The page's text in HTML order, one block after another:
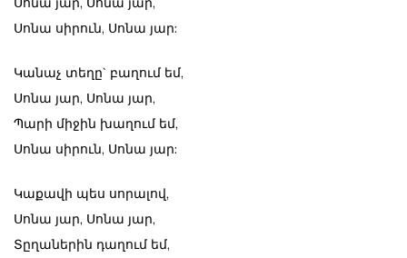
Սոնա սիրուն, Սոնա յար:
Կանաչ տեղը` բաղում եմ,
Սոնա յար, Սոնա յար,
Պարի միջին խաղում եմ,
Սոնա սիրուն, Սոնա յար:
Կաքավի պես սորալով,
Սոնա յար, Սոնա յար,
Տըղաներին դաղում եմ,